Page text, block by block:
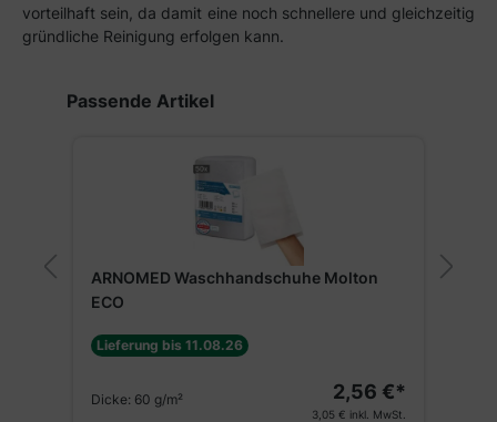
vorteilhaft sein, da damit eine noch schnellere und gleichzeitig
gründliche Reinigung erfolgen kann.
Produktgalerie überspringen
Passende Artikel
ARNOMED Waschhandschuhe Molton
ECO
Lieferung bis 11.08.26
Dicke: 60 g/m² 2,56 €*
3,05 € inkl. MwSt.